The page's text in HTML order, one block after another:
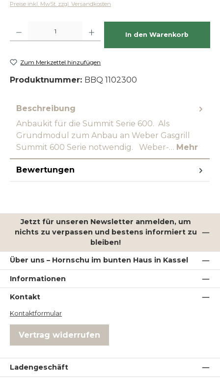
Preise inkl. MwSt. zzgl. Versandkosten
In den Warenkorb
Zum Merkzettel hinzufügen
Produktnummer: BBQ 1102300
Beschreibung
Anbaukit für die Summit Serie 600. Als
Grundmodul zum Anbau an Weber Gasgrill
Summit 600 Serie notwendig. Weber-… Mehr
Bewertungen
Jetzt für unseren Newsletter anmelden, um
nichts zu verpassen und bestens informiert zu
bleiben!
Über uns – Hornschu im bunten Haus in Kassel
Informationen
Kontakt
Kontaktformular
Vertrag widerrufen
Ladengeschäft